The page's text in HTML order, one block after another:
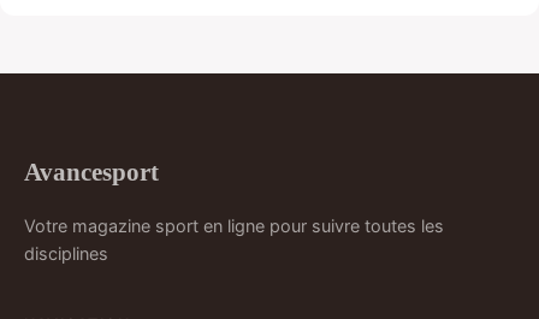
Avancesport
Votre magazine sport en ligne pour suivre toutes les
disciplines